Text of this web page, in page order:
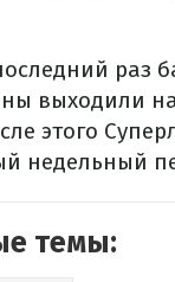
раз
выходили
этого
недельный
темы: